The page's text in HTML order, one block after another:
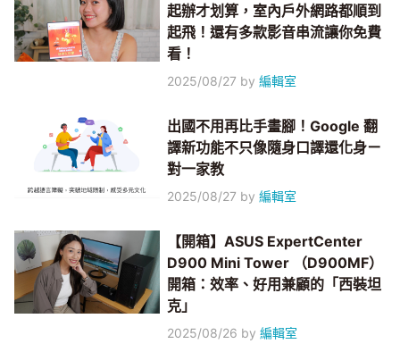
起辦才划算，室內戶外網路都順到
起飛！還有多款影音串流讓你免費
看！
2025/08/27 by編輯室
出國不用再比手畫腳！Google 翻
譯新功能不只像隨身口譯還化身ㄧ
對一家教
2025/08/27 by編輯室
【開箱】ASUS ExpertCenter
D900 Mini Tower （D900MF）
開箱：效率、好用兼顧的「西裝坦
克」
2025/08/26 by編輯室